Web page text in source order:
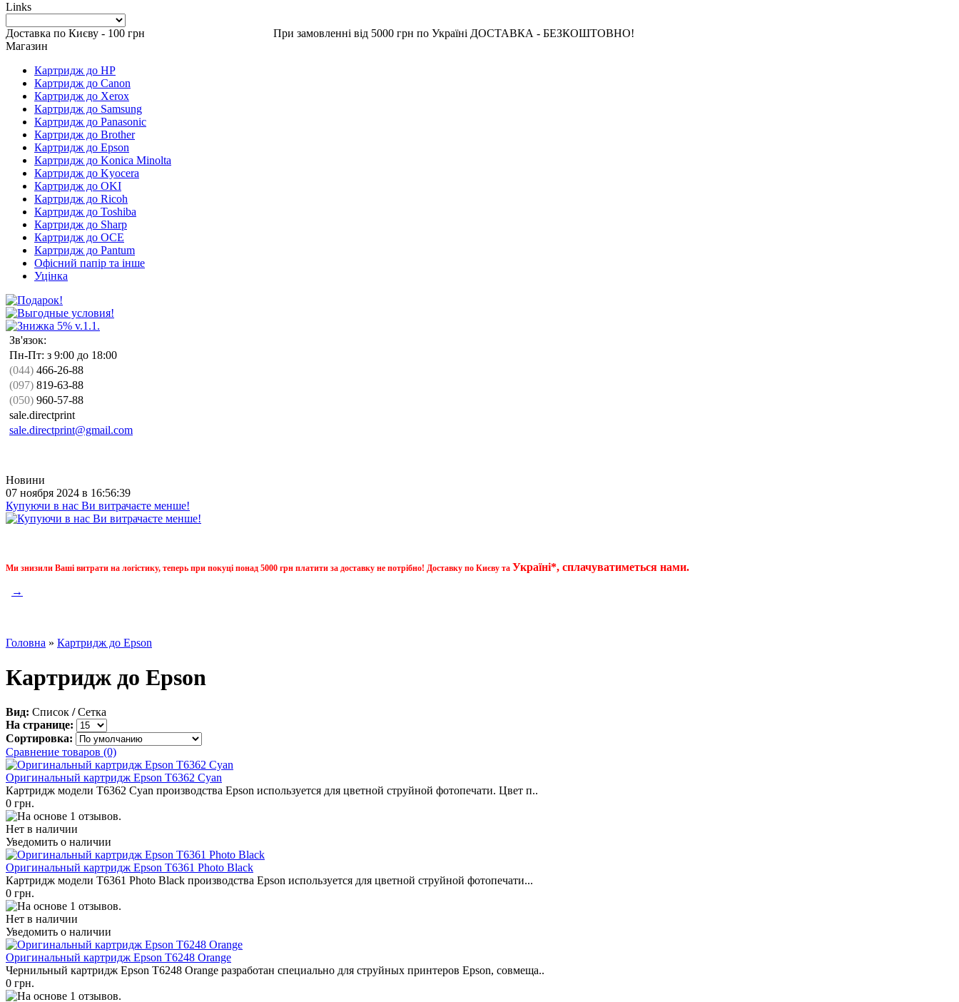
Links
Доставка по Києву - 100 грн При замовленні від 5000 грн по Україні ДОСТАВКА - БЕЗКОШТОВНО!
Магазин
Картридж до HP
Картридж до Canon
Картридж до Xerox
Картридж до Samsung
Картридж до Panasonic
Картридж до Brother
Картридж до Epson
Картридж до Konica Minolta
Картридж до Kyocera
Картридж до OKI
Картридж до Ricoh
Картридж до Toshiba
Картридж до Sharp
Картридж до OCE
Картридж до Pantum
Офісний папір та інше
Уцінка
Зв'язок:
Пн-Пт: з 9:00 до 18:00
(044) 466-26-88
(097) 819-63-88
(050) 960-57-88
sale.directprint
sale.directprint@gmail.com
Новини
07 ноября 2024 в 16:56:39
Купуючи в нас Ви витрачаєте менше!
Ми знизили Ваші витрати на логістику, теперь при покуці понад 5000 грн платити за доставку не потрібно! Доставку по Києву та Україні*, сплачуватиметься нами.
→
Головна » Картридж до Epson
Картридж до Epson
Вид: Список / Сетка
На странице:
Сортировка:
Сравнение товаров (0)
Оригинальный картридж Epson T6362 Cyan
Картридж модели T6362 Cyan производства Epson используется для цветной струйной фотопечати. Цвет п..
0 грн.
Нет в наличии
Уведомить о наличии
Оригинальный картридж Epson T6361 Photo Black
Картридж модели T6361 Photo Black производства Epson используется для цветной струйной фотопечати...
0 грн.
Нет в наличии
Уведомить о наличии
Оригинальный картридж Epson T6248 Orange
Чернильный картридж Epson T6248 Orange разработан специально для струйных принтеров Epson, совмеща..
0 грн.